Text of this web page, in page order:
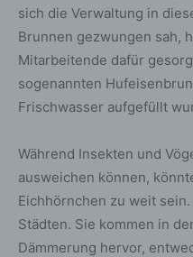
sich die Verwaltung in
Brunnen gezwungen sah,
Mitarbeitende dafür
sogenannten
Frischwasser aufgefüllt
Während Insekten und
ausweichen können,
Eichhörnchen zu weit
Städten. Sie kommen in
Dämmerung hervor,